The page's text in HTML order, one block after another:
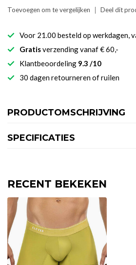
Toevoegen om te vergelijken Deel dit
Voor 21.00 besteld op werkdagen,
Gratisverzending vanaf € 60,-
Klantbeoordeling 9.3 /10
30 dagen retourneren of ruilen
PRODUCTOMSCHRIJVING
SPECIFICATIES
RECENT BEKEKEN